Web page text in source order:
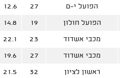
הפועל י-ם 27
12.6
הפועל חולון 19
14.8
מכבי אשדוד 23
22.1
מכבי אשדוד 27
19.6
ראשון לציון 32
21.5